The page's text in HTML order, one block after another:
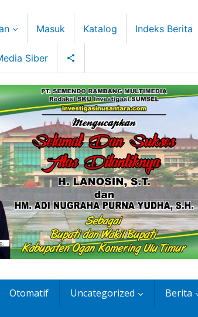
Masuk Katalog Indeks Berita
Siber
Otomatif Uncategorized Berita